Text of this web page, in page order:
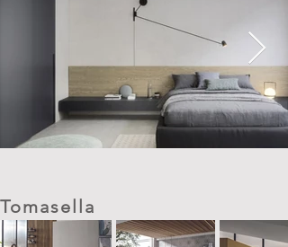
Tomasella